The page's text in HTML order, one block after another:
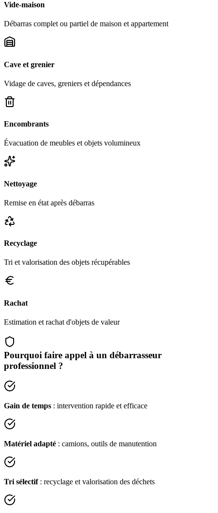
Vide-maison
Débarras complet ou partiel de maison et appartement
Cave et grenier
Vidage de caves, greniers et dépendances
Encombrants
Évacuation de meubles et objets volumineux
Nettoyage
Remise en état après débarras
Recyclage
Tri et valorisation des objets récupérables
Rachat
Estimation et rachat d'objets de valeur
Pourquoi faire appel à un débarrasseur
professionnel ?
Gain de temps : intervention rapide et efficace
Matériel adapté : camions, outils de manutention
Tri sélectif: recyclage et valorisation des déchets